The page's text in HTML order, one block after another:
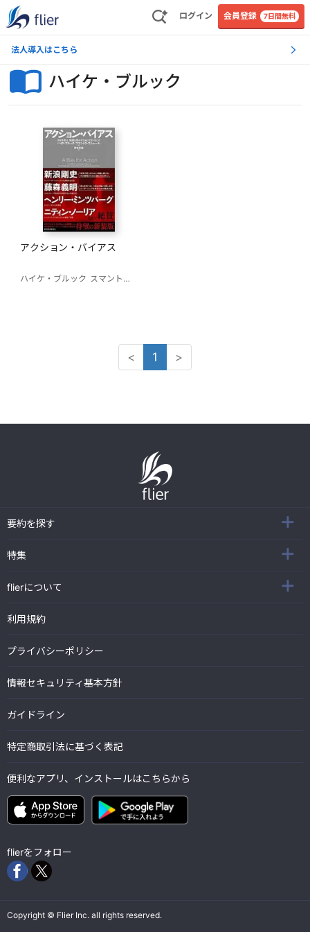
ログイン 会員登録 7日間無料
法人導入はこちら
ハイケ・ブルック
アクション・バイアス
ハイケ・ブルック スマントラ・ゴシャール
< 1 >
要約を探す
特集
flierについて
利用規約
プライバシーポリシー
情報セキュリティ基本方針
ガイドライン
特定商取引法に基づく表記
便利なアプリ、インストールはこちらから
flierをフォロー
Copyright © Flier Inc. all rights reserved.